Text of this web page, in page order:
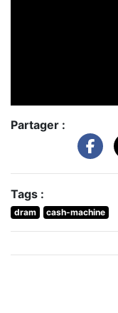
Partager :
Tags :
dram cash-machine